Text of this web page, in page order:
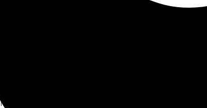
помощь для фиксации